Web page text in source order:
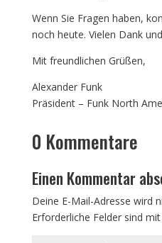
Wenn Sie Fragen haben,
noch heute. Vielen Dank
Mit freundlichen Grüßen,
Alexander Funk
Präsident – Funk North
0 Kommentare
Einen Kommentar
Deine E-Mail-Adresse wird
Erforderliche Felder sind mit